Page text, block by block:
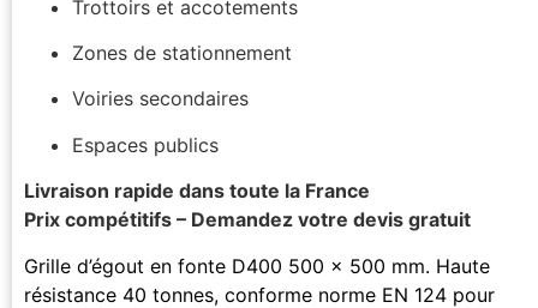
Trottoirs et accotements
Zones de stationnement
Voiries secondaires
Espaces publics
Livraison rapide dans toute la France
Prix compétitifs – Demandez votre devis gratuit
Grille d’égout en fonte D400 500 x 500 mm. Haute
résistance 40 tonnes, conforme norme EN 124 pour